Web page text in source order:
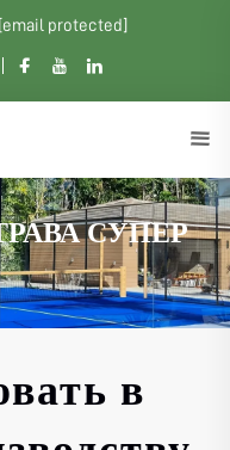
[email protected]
СУПЕР
в